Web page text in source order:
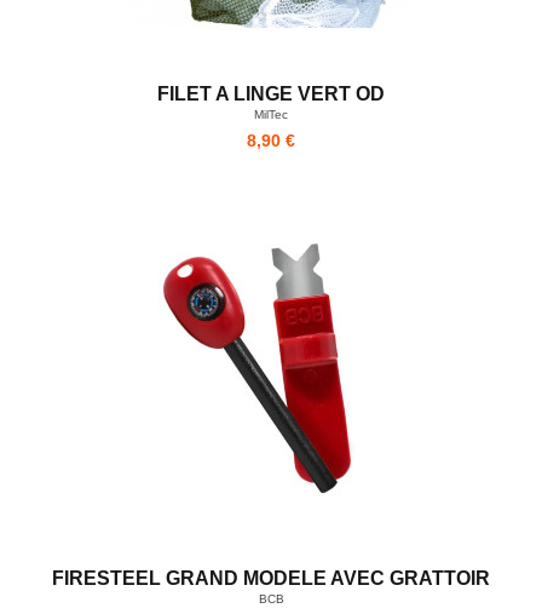
FILET A LINGE VERT OD
MilTec
8,90 €
FIRESTEEL GRAND MODELE AVEC GRATTOIR
BCB